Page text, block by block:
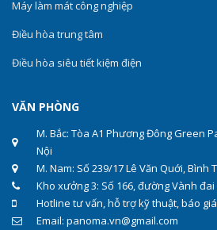
Máy làm mát công nghiệp
Điều hòa trung tâm
Điều hòa siêu tiết kiệm điện
VĂN PHÒNG
M. Bắc: Tòa A1 Phương Đông Green
Nội
M. Nam: Số 239/17 Lê Văn Quới, Bình
Kho xưởng 3: Số 166, đường Vành đai
Hotline tư vấn, hỗ trợ kỹ thuật, báo
Email: panoma.vn@gmail.com